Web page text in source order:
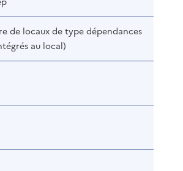
de locaux de type dépendances
au local)